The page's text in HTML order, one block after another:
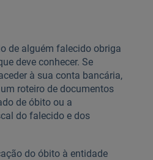
de alguém falecido obriga
deve conhecer. Se
à sua conta bancária,
roteiro de documentos
de óbito ou a
do falecido e dos
do óbito à entidade